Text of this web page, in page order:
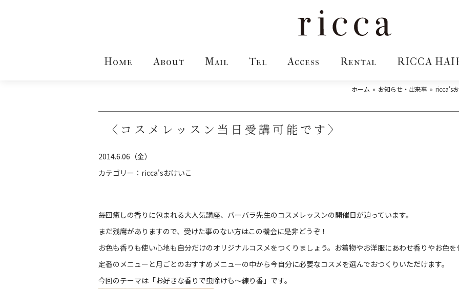
Home About Mail Tel Access Rental RICCA
ホーム お知らせ・出来事 ricca's
〈コスメレッスン当日受講可能です〉
2014.6.06（金）
カテゴリー： ricca'sおけいこ
毎回癒しの香りに包まれる大人気講座、バーバラ先生のコスメレッスンの開催日が迫っています。
まだ残席がありますので、受けた事のない方はこの機会に是非どうぞ！
お色も香りも使い心地も自分だけのオリジナルコスメをつくりましょう。お着物やお洋服にあわせ香りやお色
定番のメニューと月ごとのおすすめメニューの中から今自分に必要なコスメを選んでおつくりいただけます。
今回のテーマは「お好きな香りで虫除けも～練り香」です。